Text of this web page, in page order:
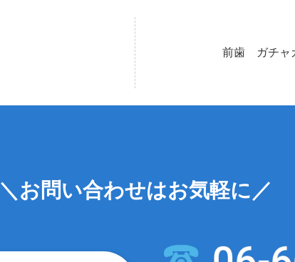
前歯 ガチ
＼お問い合わせはお気軽に／